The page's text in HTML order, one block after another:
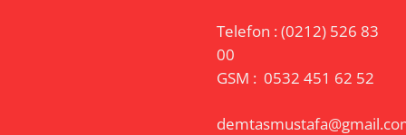
Telefon :(0212) 526 83
00
GSM : 0532 451 62 52